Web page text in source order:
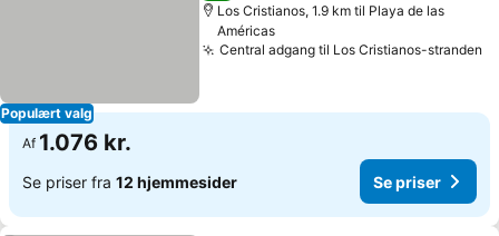
Populært valg
Los Cristianos, 1.9 km til Playa de las
Américas
Central adgang til Los Cristianos-stranden
Af 1.076 kr.
Se priser fra 12 hjemmesider Se priser